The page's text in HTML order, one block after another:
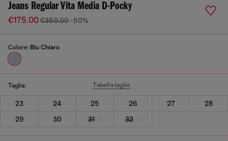
Jeans Regular Vita Media D-Pocky
€175.00€350.00 -50%
Colore: Blu Chiaro
Taglia: Tabella taglie
23 24 25 26 27
28
29
30 31 32